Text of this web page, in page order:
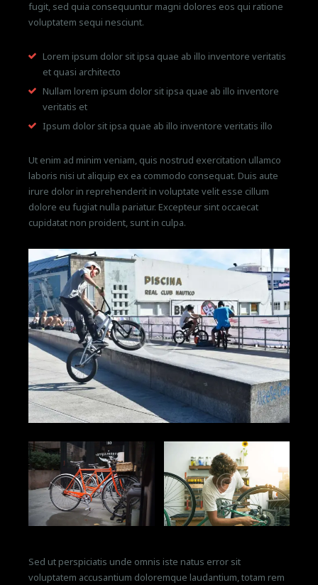
fugit, sed quia consequuntur magni dolores eos qui ratione
voluptatem sequi nesciunt.
Lorem ipsum dolor sit ipsa quae ab illo inventore veritatis
et quasi architecto
Nullam lorem ipsum dolor sit ipsa quae ab illo inventore
veritatis et
Ipsum dolor sit ipsa quae ab illo inventore veritatis illo
Ut enim ad minim veniam, quis nostrud exercitation ullamco
laboris nisi ut aliquip ex ea commodo consequat. Duis aute
irure dolor in reprehenderit in voluptate velit esse cillum
dolore eu fugiat nulla pariatur. Excepteur sint occaecat
cupidatat non proident, sunt in culpa.
Sed ut perspiciatis unde omnis iste natus error sit
voluptatem accusantium doloremque laudantium, totam rem